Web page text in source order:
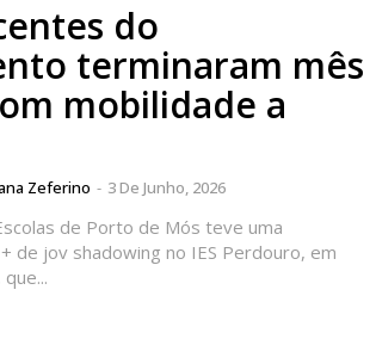
do
terminaram mês
mobilidade a
Zeferino - 3 De Junho, 2026
de Porto de Mós teve uma
de jov shadowing no IES Perdouro, em